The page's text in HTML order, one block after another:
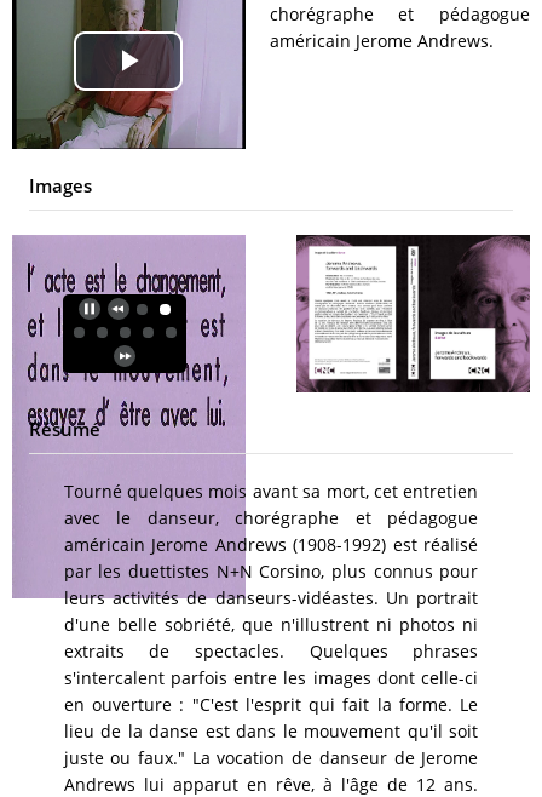
Play
Video
chorégraphe et pédagogue
américain Jerome Andrews.
Images
Résumé
Tourné quelques mois avant sa mort, cet entretien
avec le danseur, chorégraphe et pédagogue
américain Jerome Andrews (1908-1992) est réalisé
par les duettistes N+N Corsino, plus connus pour
leurs activités de danseurs-vidéastes. Un portrait
d'une belle sobriété, que n'illustrent ni photos ni
extraits de spectacles. Quelques phrases
s'intercalent parfois entre les images dont celle-ci
en ouverture : "C'est l'esprit qui fait la forme. Le
lieu de la danse est dans le mouvement qu'il soit
juste ou faux." La vocation de danseur de Jerome
Andrews lui apparut en rêve, à l'âge de 12 ans.